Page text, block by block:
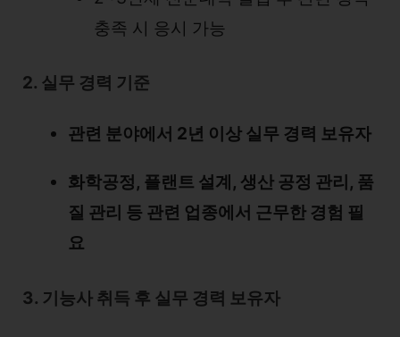
충족 시 응시 가능
2. 실무 경력 기준
관련 분야에서 2년 이상 실무 경력 보유자
화학공정, 플랜트 설계, 생산 공정 관리, 품
질 관리 등 관련 업종에서 근무한 경험 필
요
3. 기능사 취득 후 실무 경력 보유자